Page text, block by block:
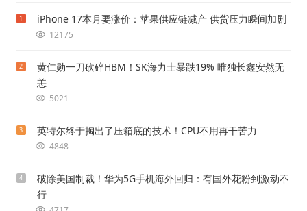
1 iPhone 17本月要涨价：苹果供应链减产 供货压力瞬间加剧
12175
2
黄仁勋一刀砍碎HBM！SK海力士暴跌19% 唯独长鑫安然无
恙
5021
3 英特尔终于掏出了压箱底的技术！CPU不用再干苦力
4848
4
破除美国制裁！华为5G手机海外回归：有国外花粉到激动不
行